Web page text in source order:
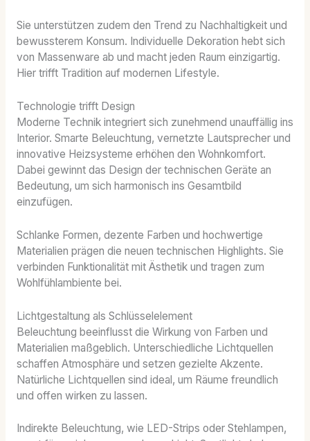
Sie unterstützen zudem den Trend zu Nachhaltigkeit und
bewussterem Konsum. Individuelle Dekoration hebt sich
von Massenware ab und macht jeden Raum einzigartig.
Hier trifft Tradition auf modernen Lifestyle.
Technologie trifft Design
Moderne Technik integriert sich zunehmend unauffällig ins
Interior. Smarte Beleuchtung, vernetzte Lautsprecher und
innovative Heizsysteme erhöhen den Wohnkomfort.
Dabei gewinnt das Design der technischen Geräte an
Bedeutung, um sich harmonisch ins Gesamtbild
einzufügen.
Schlanke Formen, dezente Farben und hochwertige
Materialien prägen die neuen technischen Highlights. Sie
verbinden Funktionalität mit Ästhetik und tragen zum
Wohlfühlambiente bei.
Lichtgestaltung als Schlüsselelement
Beleuchtung beeinflusst die Wirkung von Farben und
Materialien maßgeblich. Unterschiedliche Lichtquellen
schaffen Atmosphäre und setzen gezielte Akzente.
Natürliche Lichtquellen sind ideal, um Räume freundlich
und offen wirken zu lassen.
Indirekte Beleuchtung, wie LED-Strips oder Stehlampen,